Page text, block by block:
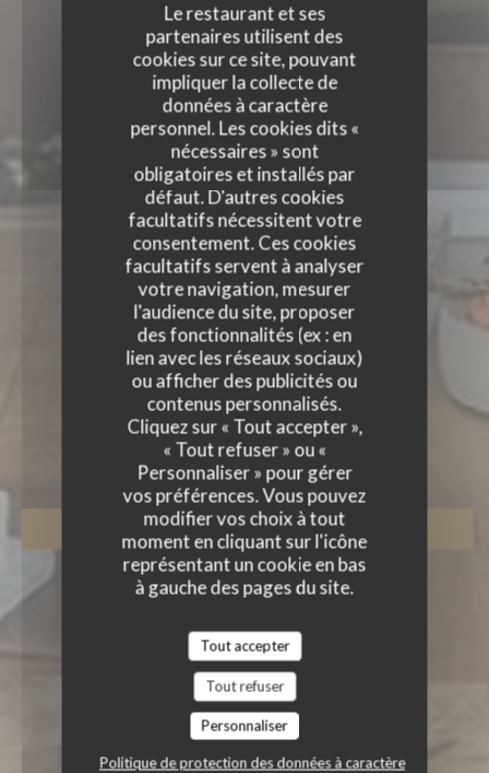
Le restaurant et ses
partenaires utilisent des
cookies sur ce site, pouvant
impliquer la collecte de
données à caractère
personnel. Les cookies dits «
nécessaires » sont
obligatoires et installés par
défaut. D'autres cookies
facultatifs nécessitent votre
consentement. Ces cookies
facultatifs servent à analyser
votre navigation, mesurer
l'audience du site, proposer
des fonctionnalités (ex : en
lien avec les réseaux sociaux)
ou afficher des publicités ou
contenus personnalisés.
Cliquez sur « Tout accepter »,
« Tout refuser » ou «
Personnaliser » pour gérer
vos préférences. Vous pouvez
modifier vos choix à tout
moment en cliquant sur l'icône
représentant un cookie en bas
à gauche des pages du site.
Tout accepter
Tout refuser
Personnaliser
Politique de protection des données à caractère
L'ALTÉVIC
RESTAURANT GASTRONOMIQUE
HATTSTATT
RÉSERVER